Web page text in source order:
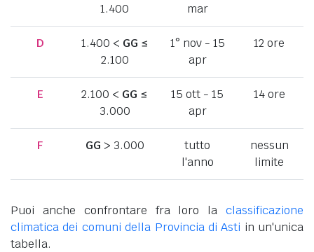
1.400
mar
D 1.400 < GG ≤
2.100
1° nov - 15
apr
12 ore
E 2.100 < GG ≤
3.000
15 ott - 15
apr
14 ore
F GG > 3.000
tutto
l'anno
nessun
limite
Puoi anche confrontare fra loro la classificazione
climatica dei comuni della Provincia di Asti in un'unica
tabella.